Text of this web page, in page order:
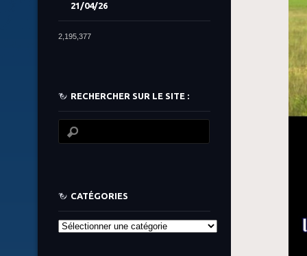
21/04/26
2,195,377
RECHERCHER SUR LE SITE :
CATÉGORIES
Catégories